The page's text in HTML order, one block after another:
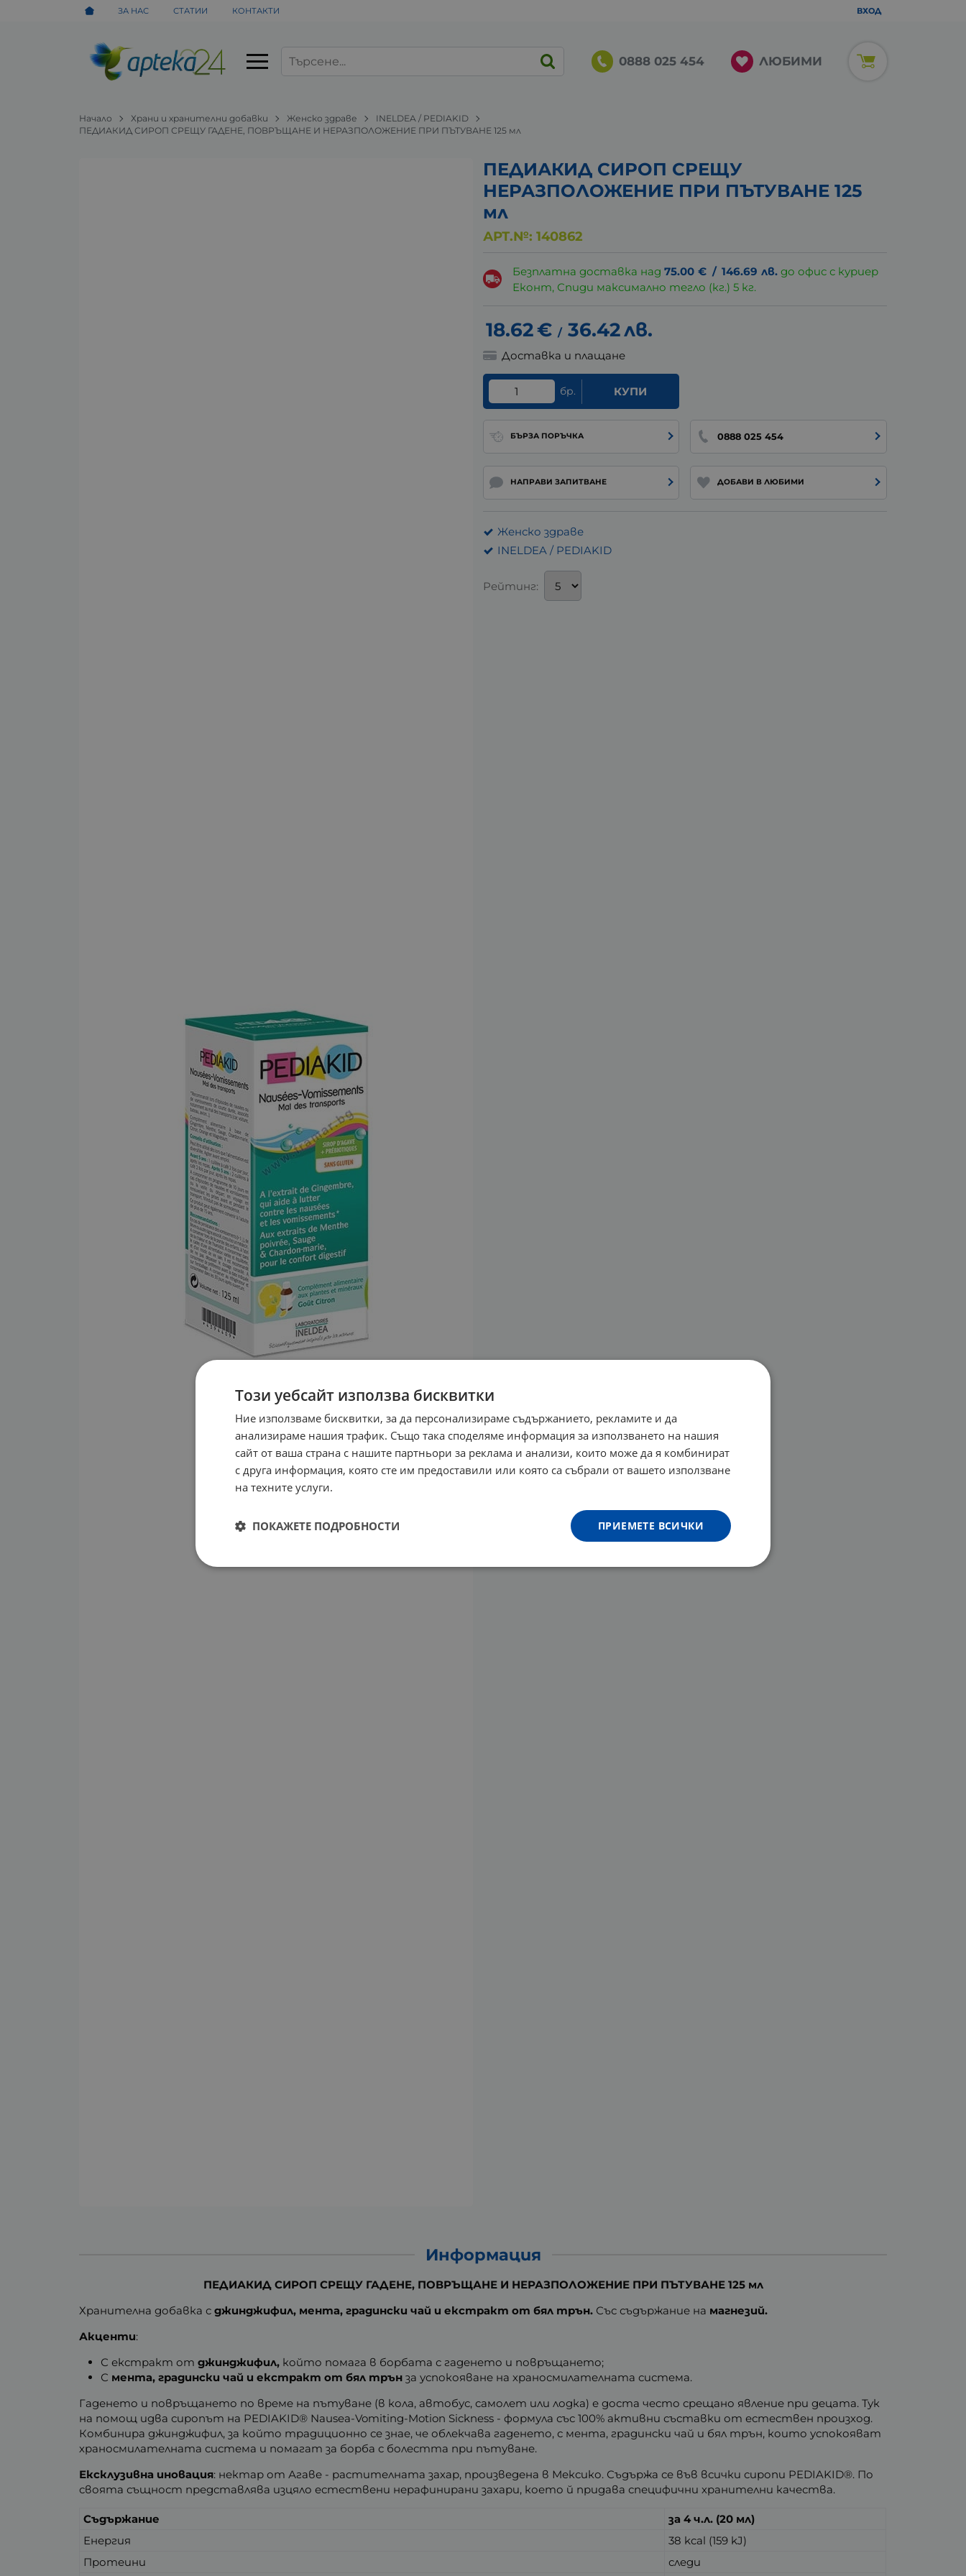
ЗА НАС СТАТИИ КОНТАКТИ ВХОД
0888 025 454 ЛЮБИМИ
Начало Храни и хранителни добавки Женско здраве
INELDEA / PEDIAKID
ПЕДИАКИД СИРОП СРЕЩУ ГАДЕНЕ, ПОВРЪЩАНЕ И НЕРАЗПОЛОЖЕНИЕ ПРИ ПЪТУВАНЕ 125 мл
ПЕДИАКИД СИРОП СРЕЩУ
НЕРАЗПОЛОЖЕНИЕ ПРИ ПЪТУВАНЕ 125
мл
АРТ.№: 140862
Безплатна доставка над75.00 € / 146.69 лв. до офис с куриер
Еконт, Спиди максимално тегло (кг.) 5 кг.
18.62€ / 36.42лв.
Доставка и плащане
бр. КУПИ
БЪРЗА ПОРЪЧКА 0888 025 454
НАПРАВИ ЗАПИТВАНЕ ДОБАВИ В ЛЮБИМИ
Женско здраве
INELDEA / PEDIAKID
Рейтинг:
Информация
ПЕДИАКИД СИРОП СРЕЩУ ГАДЕНЕ, ПОВРЪЩАНЕ И НЕРАЗПОЛОЖЕНИЕ ПРИ ПЪТУВАНЕ 125 мл
Хранителна добавка сджинджифил, мента, градински чай и екстракт от бял трън. Със съдържание на магнезий.
Акценти:
С екстракт от джинджифил, който помага в борбата с гаденето и повръщането;
С мента, градински чай и екстракт отбял трън за успокояване на храносмилателната система.
Гаденето и повръщането по време на пътуване (в кола, автобус, самолет или лодка) е доста често срещано явление при децата. Тук
на помощ идва сиропът на PEDIAKID® Nausea-Vomiting-Motion Sickness - формула със 100% активни съставки от естествен произход.
Комбинира джинджифил, за който традиционно се знае, че облекчава гаденето, с мента, градински чай и бял трън, които успокояват
храносмилателната система и помагат за борба с болестта при пътуване.
Ексклузивна иновация: нектар от Агаве - растителната захар, произведена в Мексико. Съдържа се във всички сиропи PEDIAKID®. По
своята същност представлява изцяло естествени нерафинирани захари, което й придава специфични хранителни качества.
Съдържание
за 4 ч.л. (20 мл)
Енергия
38 kcal (159 kJ)
Протеини
следи
Този уебсайт използва бисквитки
Ние използваме бисквитки, за да персонализираме съдържанието, рекламите и да
анализираме нашия трафик. Също така споделяме информация за използването на нашия
сайт от ваша страна с нашите партньори за реклама и анализи, които може да я комбинират
с друга информация, която сте им предоставили или която са събрали от вашето използване
на техните услуги.
ПРИЕМЕТЕ ВСИЧКИ
ПОКАЖЕТЕ ПОДРОБНОСТИ